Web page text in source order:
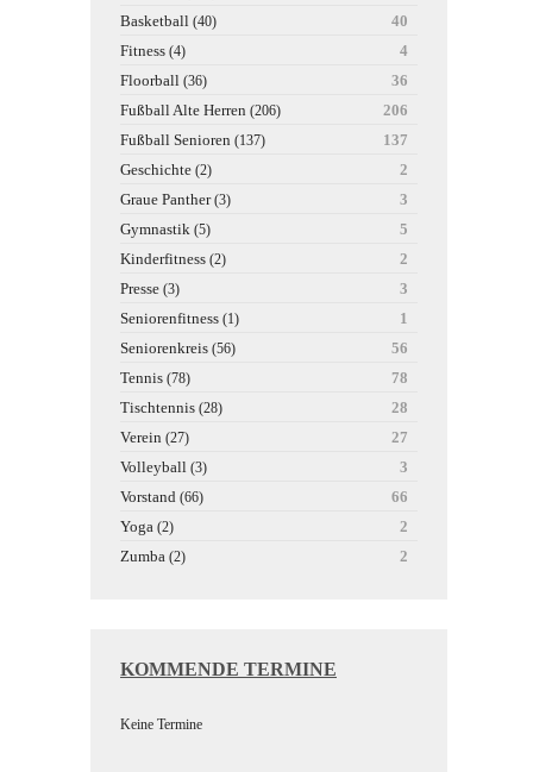
Basketball (40)
40
Fitness (4)
4
Floorball (36)
36
Fußball Alte Herren (206)
206
Fußball Senioren (137)
137
Geschichte (2)
2
Graue Panther(3)
3
Gymnastik (5)
5
Kinderfitness (2)
2
Presse (3)
3
Seniorenfitness (1)
1
Seniorenkreis (56)
56
Tennis (78)
78
Tischtennis (28)
28
Verein (27)
27
Volleyball (3)
3
Vorstand (66)
66
Yoga (2)
2
Zumba (2) 2
KOMMENDE TERMINE
Keine Termine